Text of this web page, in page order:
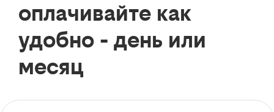
оплачивайте как
удобно - день или
месяц